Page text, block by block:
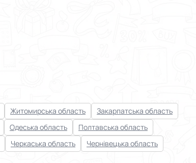
Житомирська область
Закарпатська область
Одеська область
Полтавська область
Черкаська область
Чернівецька область